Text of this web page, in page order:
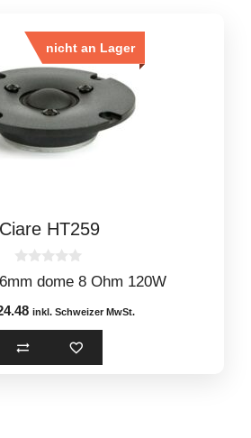
nicht an Lager
Ciare HT259
o
t
5
dome 8 Ohm 120W
inkl. Schweizer MwSt.